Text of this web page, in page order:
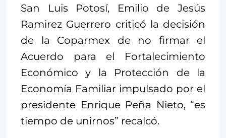
San Luis Potosí, Emilio de Jesús
Ramirez Guerrero criticó la decisión
de la Coparmex de no firmar el
Acuerdo para el Fortalecimiento
Económico y la Protección de la
Economía Familiar impulsado por el
presidente Enrique Peña Nieto, “es
tiempo de unirnos” recalcó.